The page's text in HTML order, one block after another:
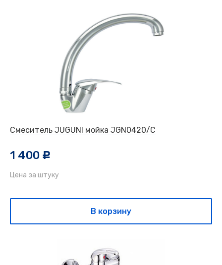
Смеситель JUGUNI мойка JGN0420/C
1 400 c
Цена за штуку
В корзину